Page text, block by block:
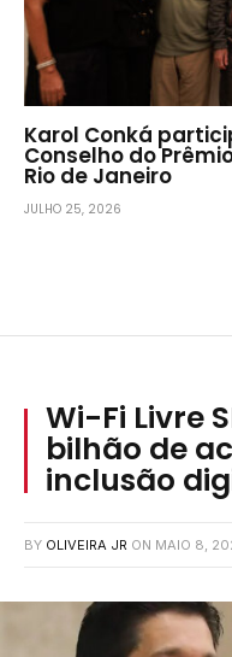
Karol Conká
Conselho do
Rio de Janeiro
JULHO 25, 2026
Wi-Fi Livre
bilhão de
inclusão
BY OLIVEIRA JR ON MAIO 8,